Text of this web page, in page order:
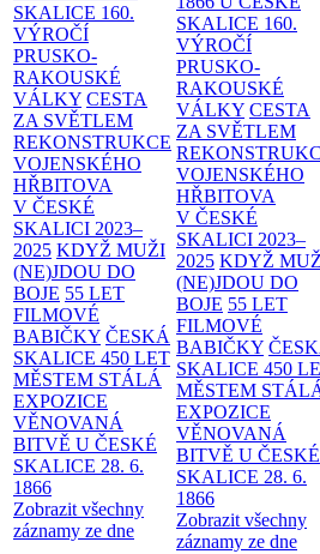
SKALICE 160.
VÝROČÍ
PRUSKO-
RAKOUSKÉ
VÁLKY CESTA
ZA SVĚTLEM
REKONSTRUKCE
VOJENSKÉHO
HŘBITOVA
V ČESKÉ
SKALICI 2023–
2025 KDYŽ MUŽI
(NE)JDOU DO
BOJE 55 LET
FILMOVÉ
BABIČKY ČESKÁ
SKALICE 450 LET
MĚSTEM STÁLÁ
EXPOZICE
VĚNOVANÁ
BITVĚ U ČESKÉ
SKALICE 28. 6.
1866
Zobrazit všechny
záznamy ze dne
SKALICE 160.
VÝROČÍ
PRUSKO-
RAKOUSKÉ
VÁLKY CESTA
ZA SVĚTLEM
VOJENSKÉHO
HŘBITOVA
V ČESKÉ
SKALICI 2023–
2025 KDYŽ
(NE)JDOU DO
BOJE 55 LET
FILMOVÉ
BABIČKY
SKALICE 450
MĚSTEM
EXPOZICE
VĚNOVANÁ
BITVĚ U ČESKÉ
SKALICE 28. 6.
1866
Zobrazit všechny
záznamy ze dne